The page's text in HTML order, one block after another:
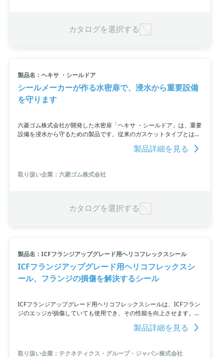
カタログを選択する
製品名：ヘキサ ・シールドア
シールメーカーが作る水密扉で、浸水から重要設備
を守ります
六菱ゴム株式会社が開発した水密扉「ヘキサ ・シールドア」は、重要
設備を浸水から守るための製品です。従来のガスケットタイプとは異
なり、セルフシールタイプのリップシールを使用することにより、ト
ルク管理不要で安定した止水性能を確保しています。さらに、後施工
か、お問い合わせください。
製品詳細を見る
取り扱い企業：六菱ゴム株式会社
カタログを選択する
製品名：ICFフランジアップグレード用ヘリコフレックスシール
ICFフランジアップグレード用ヘリコフレックスシ
ール、フランジの損傷を解決するシール
ICFフランジアップグレード用ヘリコフレックスシールは、ICFフラン
ジのエッジが損傷していても使用でき、その性能を向上させます。ヘ
リコフレックスはエッジを避けてシールし、フランジのエッジの損傷
や劣化を防ぎます。放射性にも優れた耐性を持ち、-272℃から800℃
製品詳細を見る
取り扱い企業：テクネティクス・グループ・ジャパン株式会社